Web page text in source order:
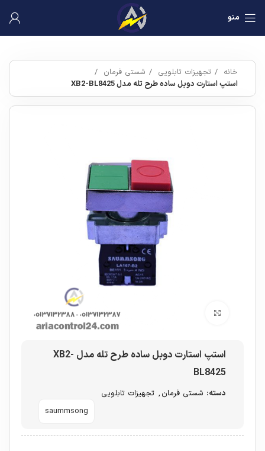
منو
خانه تجهیزات تابلویی
شستی فرمان
استپ استارت دوبل ساده طرح تله مدل XB2-BL8425
استپ استارت دوبل ساده طرح تله مدل XB2-
BL8425
دسته: شستی فرمان , تجهیزات تابلویی
saummsong